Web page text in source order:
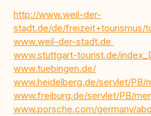
http://www.weil-der-
stadt.de/de/freizeit+tourismus/
www.weil-der-stadt.de
www.stuttgart-tourist.de/
www.tuebingen.de/
www.heidelberg.de/servlet/PB/
www.freiburg.de/servlet/PB/
www.porsche.com/germany/